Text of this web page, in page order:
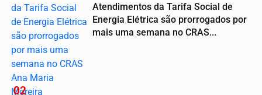
02
Atendimentos da Tarifa Social de
Energia Elétrica são prorrogados por
mais uma semana no CRAS...